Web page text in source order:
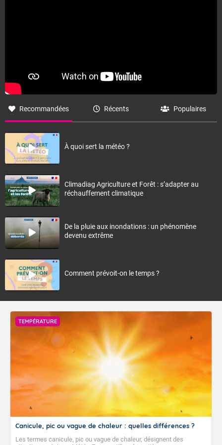
Recommandées Récents Populaires
À quoi sert la météo ?
Climadiag Agriculture et Forêt : s’adapter au
réchauffement climatique
De la pluie aux inondations : un phénomène
devenu extrême
Comment prévoit-on le temps ?
TEMPÉRATURE
Canicule, pic ou vague de chaleur : quelles différences ?
Les termes canicule, pic ou vague de chaleur, désignent des